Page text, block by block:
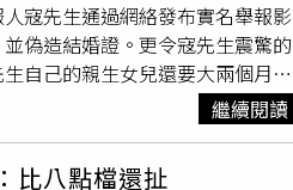
寇先生通過網絡發布實名舉報影
偽造結婚證。更令寇先生震驚的
自己的親生女兒還要大兩個月。
以來，家人都以為父親只是專注
其父親名下離奇的戶籍關聯與偽
親在婚外擁有一名私生子。令人
繼續閱讀
比八點檔還扯